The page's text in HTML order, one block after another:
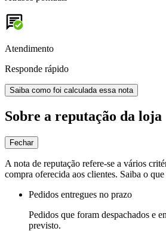
Atendimento
Responde rápido
Saiba como foi calculada essa nota
Sobre a reputação da loja
Fechar
A nota de reputação refere-se a vários
compra oferecida aos clientes. Saiba o
Pedidos entregues no prazo
Pedidos que foram despachados e
previsto.